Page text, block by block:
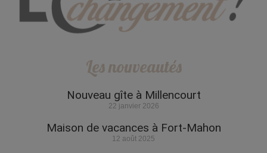
Les nouveautés
Nouveau gîte à Millencourt
22 janvier 2026
Maison de vacances à Fort-Mahon
12 août 2025